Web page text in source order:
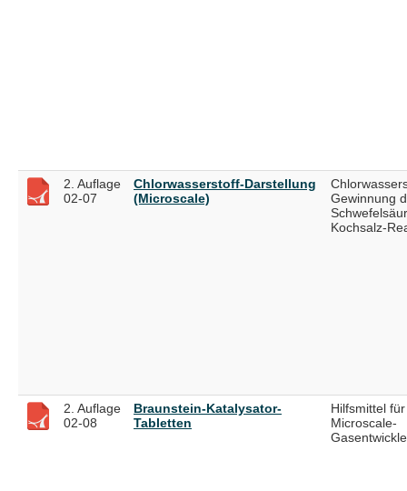
2. Auflage
02-07
Chlorwasserstoff-Darstellung
(Microscale)
Gewinnung
Kochsalz-
2. Auflage
02-08
Braunstein-Katalysator-
Tabletten
Hilfsmittel für
Microscale-